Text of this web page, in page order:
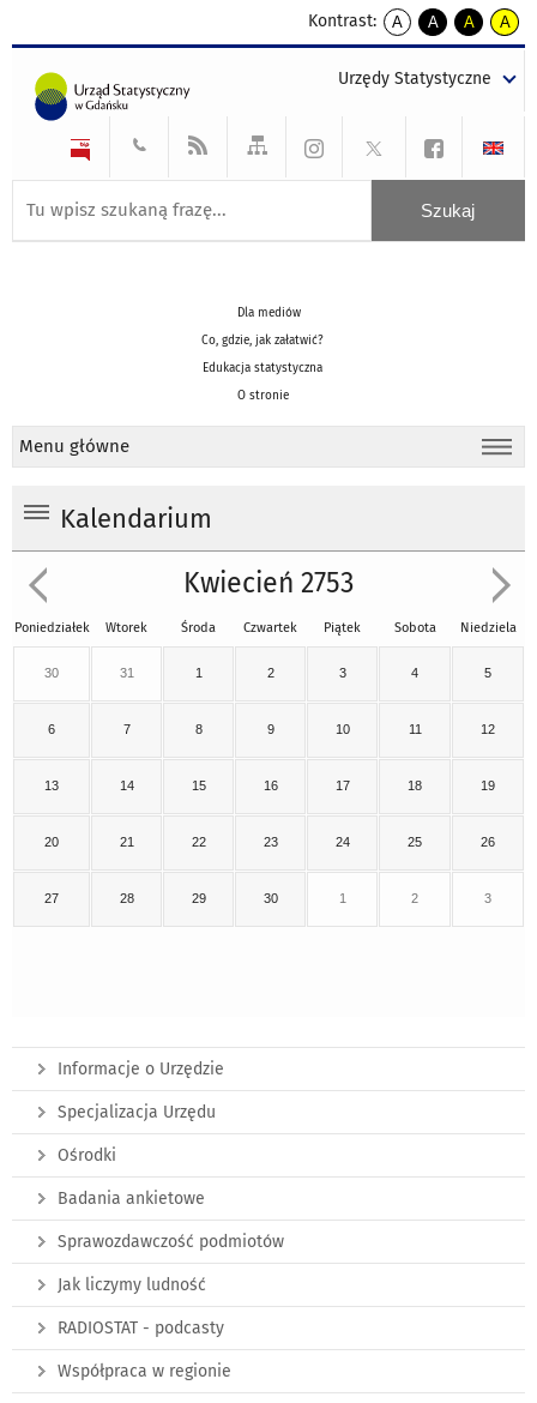
Kontrast:
A
kontrast
A
kontrast
tekst
czarnym
A
kontrast
tekst
czarnym
A
tekst
żółtym
Urzędy Statystyczne
Dla mediów
Co, gdzie, jak załatwić?
Edukacja statystyczna
O stronie
Menu główne
Kalendarium
Kwiecień 2753
Poniedziałek Wtorek Środa Czwartek Piątek Sobota Niedziela
30 31 1 2 3 4 5
6 7 8 9 10 11 12
13 14 15 16 17 18 19
20 21 22 23 24 25 26
27 28 29 30 1 2 3
Informacje o Urzędzie
Specjalizacja Urzędu
Ośrodki
Badania ankietowe
Sprawozdawczość podmiotów
Jak liczymy ludność
RADIOSTAT - podcasty
Współpraca w regionie